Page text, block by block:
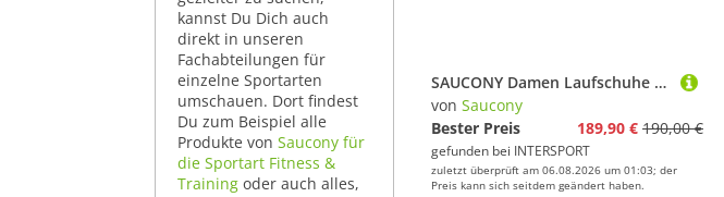
kannst Du Dich auch
direkt in unseren
Fachabteilungen für
einzelne Sportarten
umschauen. Dort findest
Du zum Beispiel alle
Produkte von Saucony für
die Sportart Fitness &
Training oder auch alles,
SAUCONY Damen Laufschuhe TRIUMPH 24
von Saucony
Bester Preis
189,90 € 190,00 €
gefunden bei INTERSPORT
zuletzt überprüft am 06.08.2026 um 01:03; der
Preis kann sich seitdem geändert haben.